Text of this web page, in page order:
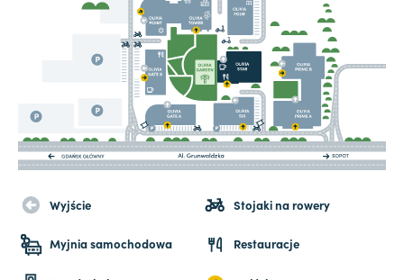
Wyjście Stojaki na rowery
Myjnia samochodowa Restauracje